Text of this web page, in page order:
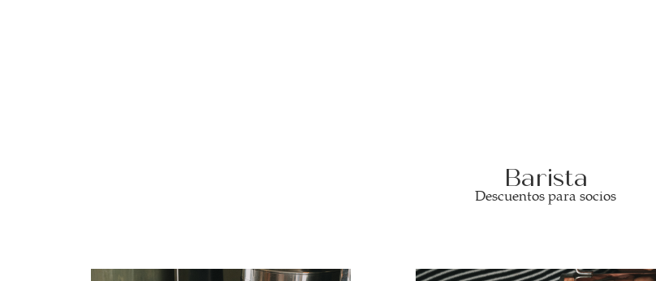
Barista
Descuentos para socios